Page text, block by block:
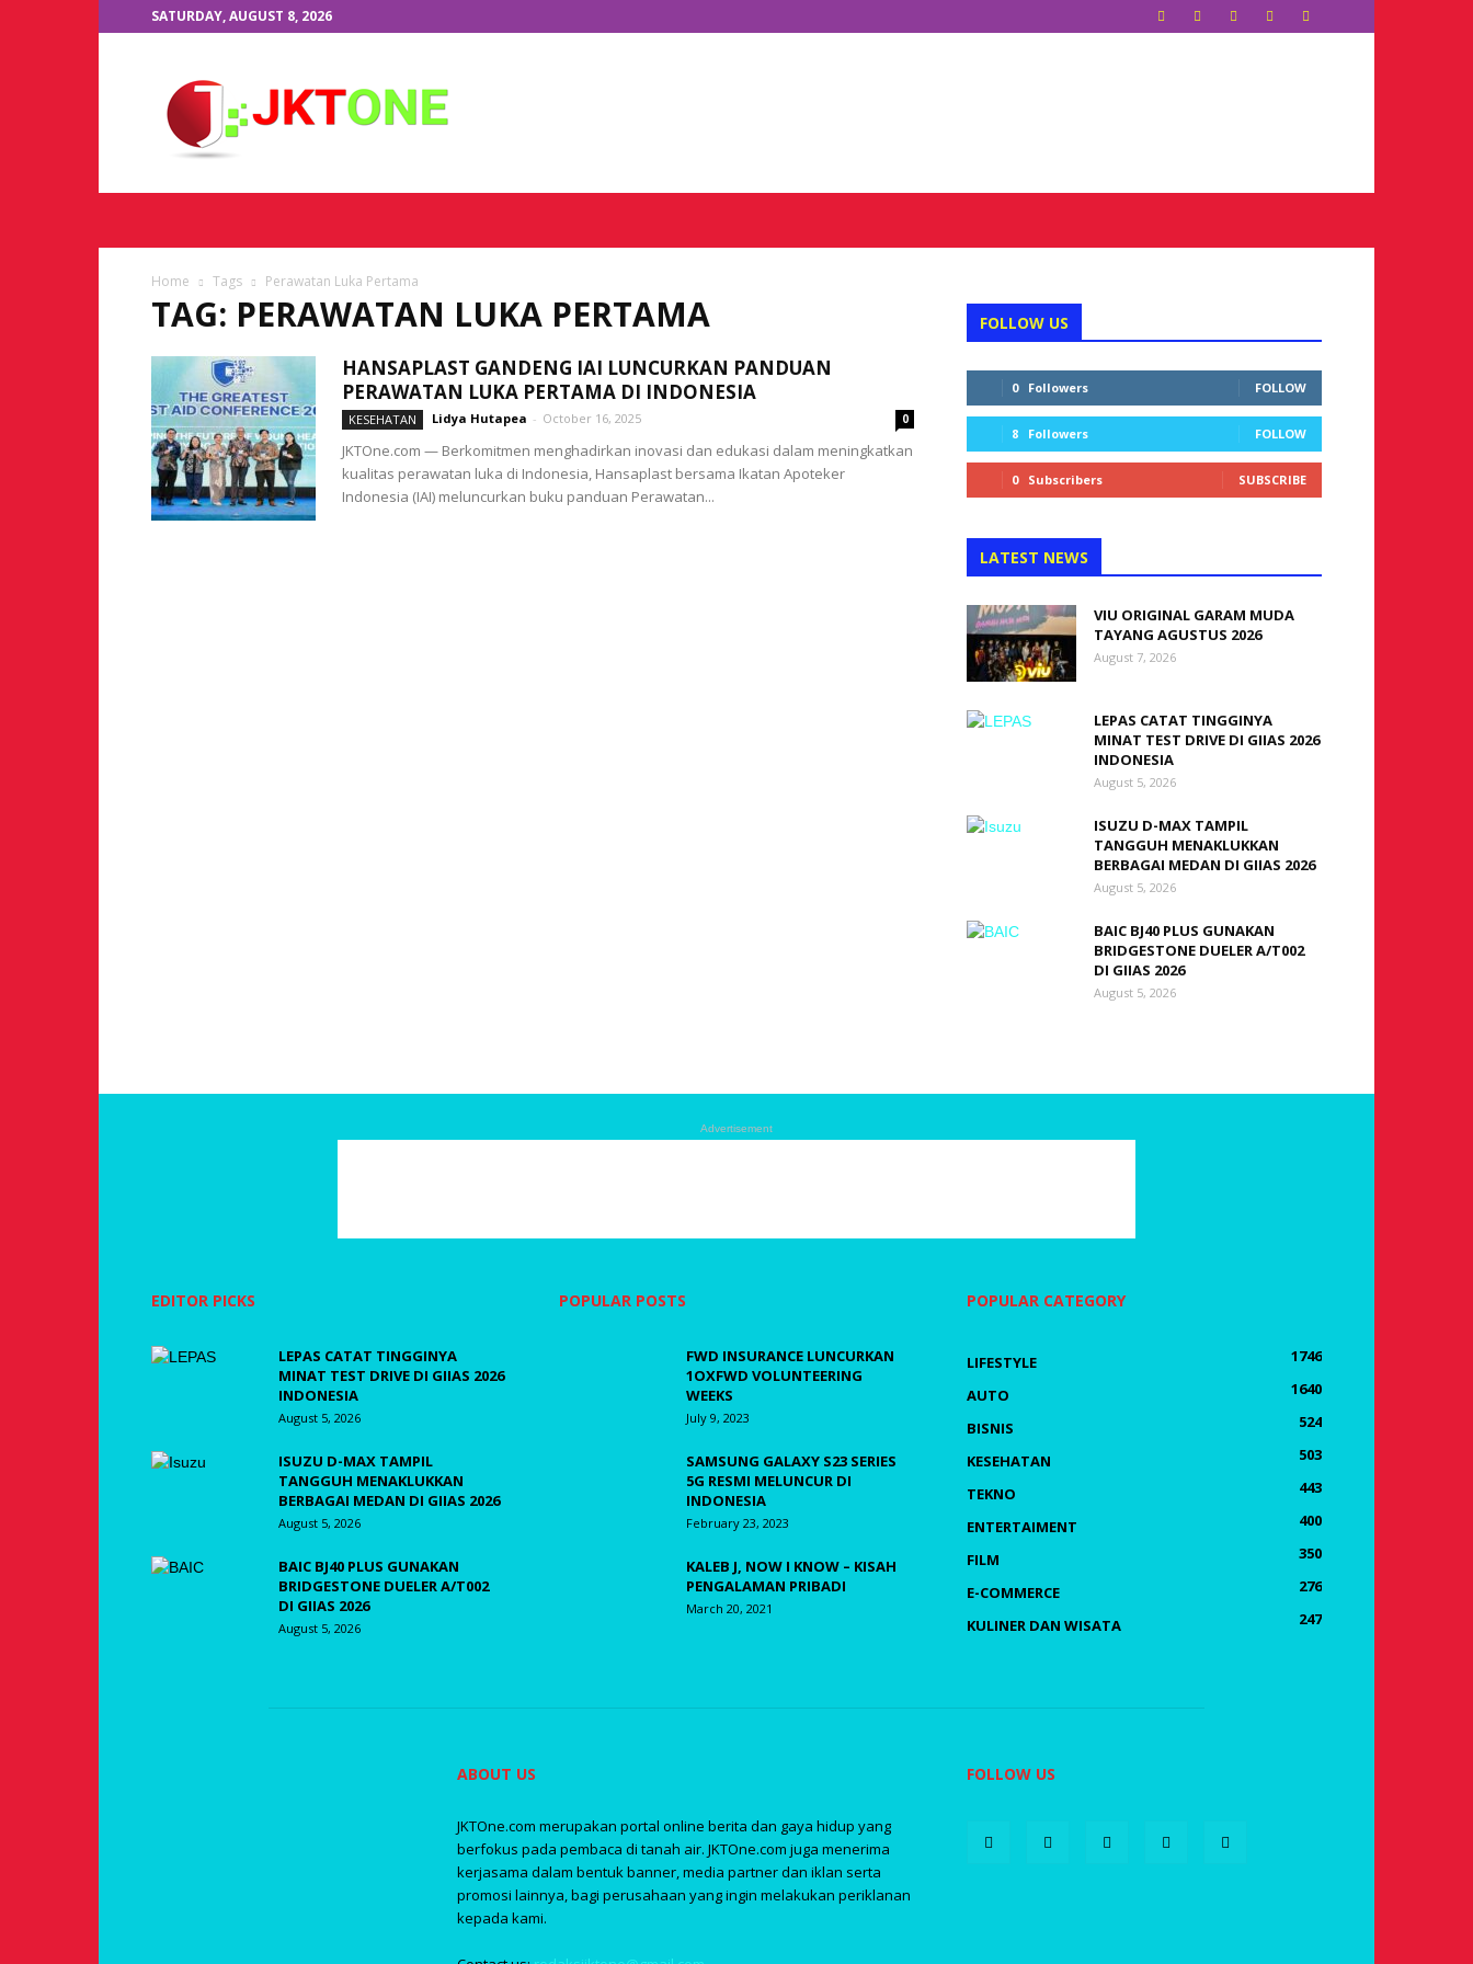
SATURDAY, AUGUST 8, 2026
Home Tags Perawatan Luka Pertama
TAG: PERAWATAN LUKA PERTAMA
HANSAPLAST GANDENG IAI LUNCURKAN PANDUAN
PERAWATAN LUKA PERTAMA DI INDONESIA
KESEHATAN Lidya Hutapea - October 16, 2025 0
JKTOne.com — Berkomitmen menghadirkan inovasi dan edukasi dalam meningkatkan
kualitas perawatan luka di Indonesia, Hansaplast bersama Ikatan Apoteker
Indonesia (IAI) meluncurkan buku panduan Perawatan...
FOLLOW US
0 Followers FOLLOW
8 Followers FOLLOW
0 Subscribers SUBSCRIBE
LATEST NEWS
VIU ORIGINAL GARAM MUDA
TAYANG AGUSTUS 2026
August 7, 2026
LEPAS CATAT TINGGINYA
MINAT TEST DRIVE DI GIIAS 2026
INDONESIA
August 5, 2026
ISUZU D-MAX TAMPIL
TANGGUH MENAKLUKKAN
BERBAGAI MEDAN DI GIIAS 2026
August 5, 2026
BAIC BJ40 PLUS GUNAKAN
BRIDGESTONE DUELER A/T002
DI GIIAS 2026
August 5, 2026
Advertisement
EDITOR PICKS
LEPAS CATAT TINGGINYA
MINAT TEST DRIVE DI GIIAS 2026
INDONESIA
August 5, 2026
ISUZU D-MAX TAMPIL
TANGGUH MENAKLUKKAN
BERBAGAI MEDAN DI GIIAS 2026
August 5, 2026
BAIC BJ40 PLUS GUNAKAN
BRIDGESTONE DUELER A/T002
DI GIIAS 2026
August 5, 2026
POPULAR POSTS
FWD INSURANCE LUNCURKAN
1OXFWD VOLUNTEERING
WEEKS
July 9, 2023
SAMSUNG GALAXY S23 SERIES
5G RESMI MELUNCUR DI
INDONESIA
February 23, 2023
KALEB J, NOW I KNOW – KISAH
PENGALAMAN PRIBADI
March 20, 2021
POPULAR CATEGORY
LIFESTYLE
1746
AUTO
1640
BISNIS
524
KESEHATAN
503
TEKNO
443
ENTERTAIMENT
400
FILM
350
E-COMMERCE
276
KULINER DAN WISATA
247
ABOUT US
JKTOne.com merupakan portal online berita dan gaya hidup yang
berfokus pada pembaca di tanah air. JKTOne.com juga menerima
kerjasama dalam bentuk banner, media partner dan iklan serta
promosi lainnya, bagi perusahaan yang ingin melakukan periklanan
kepada kami.
FOLLOW US